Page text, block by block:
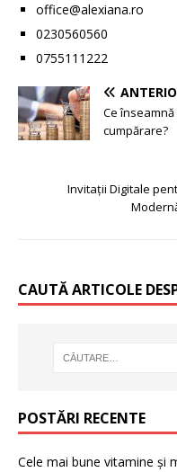
office@alexiana.ro
0230560560
0755111222
Ce
cumpărare?
Invitații Digitale
CAUTĂ ARTICOLE
POSTĂRI RECENTE
Cele mai bune vitamine și